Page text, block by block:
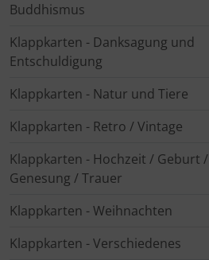
Buddhismus
Klappkarten - Danksagung und
Entschuldigung
Klappkarten - Natur und Tiere
Klappkarten - Retro / Vintage
Klappkarten - Hochzeit / Geburt /
Genesung / Trauer
Klappkarten - Weihnachten
Klappkarten - Verschiedenes
Postkarten - Weihnachten
Postkarten - Ostern
Postkarten - Sonstiges
Klappkarten - Verschiedenes